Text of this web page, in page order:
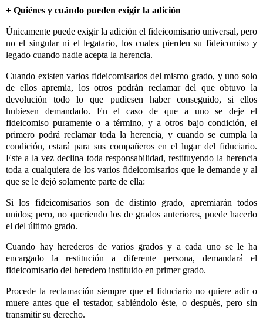
+ Quiénes y cuándo pueden exigir la adición
Únicamente puede exigir la adición el fideicomisario universal, pero
no el singular ni el legatario, los cuales pierden su fideicomiso y
legado cuando nadie acepta la herencia.
Cuando existen varios fideicomisarios del mismo grado, y uno solo
de ellos apremia, los otros podrán reclamar del que obtuvo la
devolución todo lo que pudiesen haber conseguido, si ellos
hubiesen demandado. En el caso de que a uno se deje el
fideicomiso puramente o a término, y a otros bajo condición, el
primero podrá reclamar toda la herencia, y cuando se cumpla la
condición, estará para sus compañeros en el lugar del fiduciario.
Este a la vez declina toda responsabilidad, restituyendo la herencia
toda a cualquiera de los varios fideicomisarios que le demande y al
que se le dejó solamente parte de ella:
Si los fideicomisarios son de distinto grado, apremiarán todos
unidos; pero, no queriendo los de grados anteriores, puede hacerlo
el del último grado.
Cuando hay herederos de varios grados y a cada uno se le ha
encargado la restitución a diferente persona, demandará el
fideicomisario del heredero instituido en primer grado.
Procede la reclamación siempre que el fiduciario no quiere adir o
muere antes que el testador, sabiéndolo éste, o después, pero sin
transmitir su derecho.